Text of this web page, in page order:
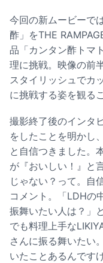
今回の新ムービーで
酢」をTHE
品「カンタン酢トマ
理に挑戦。映像の前
スタイリッシュでカ
に挑戦する姿を観る
撮影終了後のインタ
をしたことを明かし
と自信つきました。
が『おいしい！』と
じゃない？って。自
コメント。「LDHの
振舞いたい人は？」
でも料理上手な
さんに振る舞いたい
いたことあるんです